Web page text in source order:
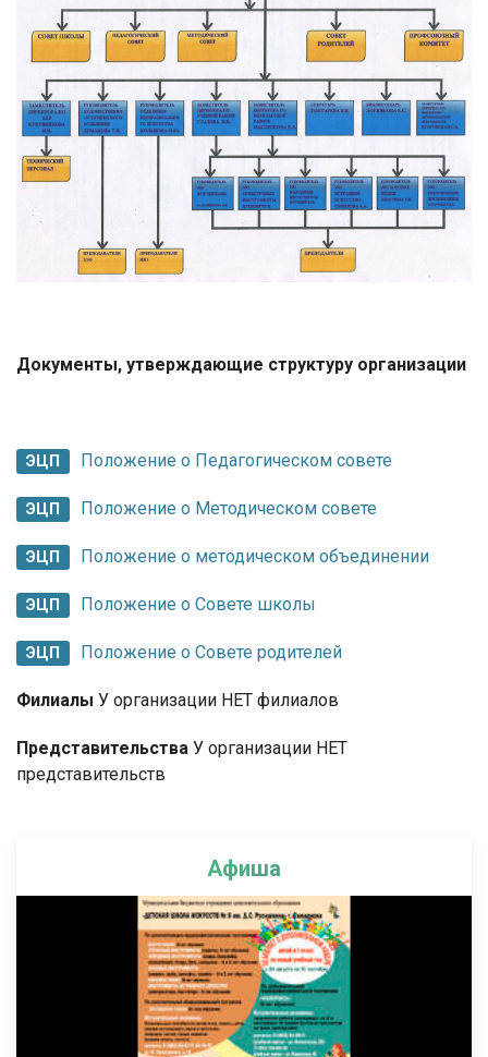
Афиша
Документы, утверждающие структуру организации
ЭЦП Положение о Педагогическом совете
ЭЦП Положение о Методическом совете
ЭЦП Положение о методическом объединении
ЭЦП Положение о Совете школы
ЭЦП Положение о Совете родителей
Филиалы У организации НЕТ филиалов
Представительства У организации НЕТ
представительств